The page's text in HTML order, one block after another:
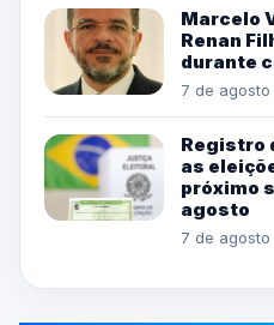
Marcelo
Renan
durante
7 de
Registro
as
próximo
agosto
7 de